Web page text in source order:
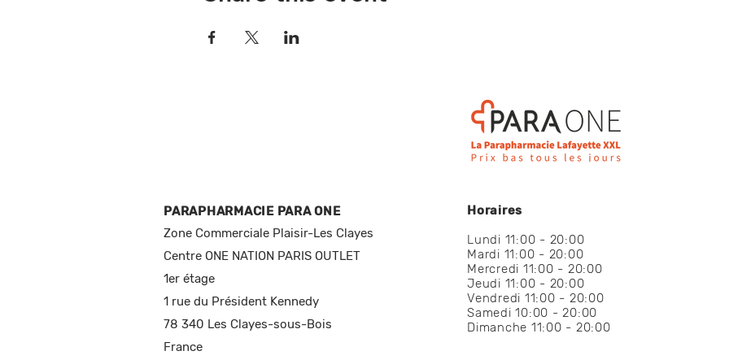
PARAPHARMACIE PARA ONE
Zone Commerciale Plaisir-Les Clayes
Centre ONE NATION PARIS OUTLET
1er étage
1 rue du Président Kennedy
78 340 Les Clayes-sous-Bois
France
Horaires
Lundi 11:00 - 20:00
Mardi 11:00 - 20:00
Mercredi 11:00 - 20:00
Jeudi 11:00 - 20:00
Vendredi 11:00 - 20:00
Samedi 10:00 - 20:00
Dimanche 11:00 - 20:00